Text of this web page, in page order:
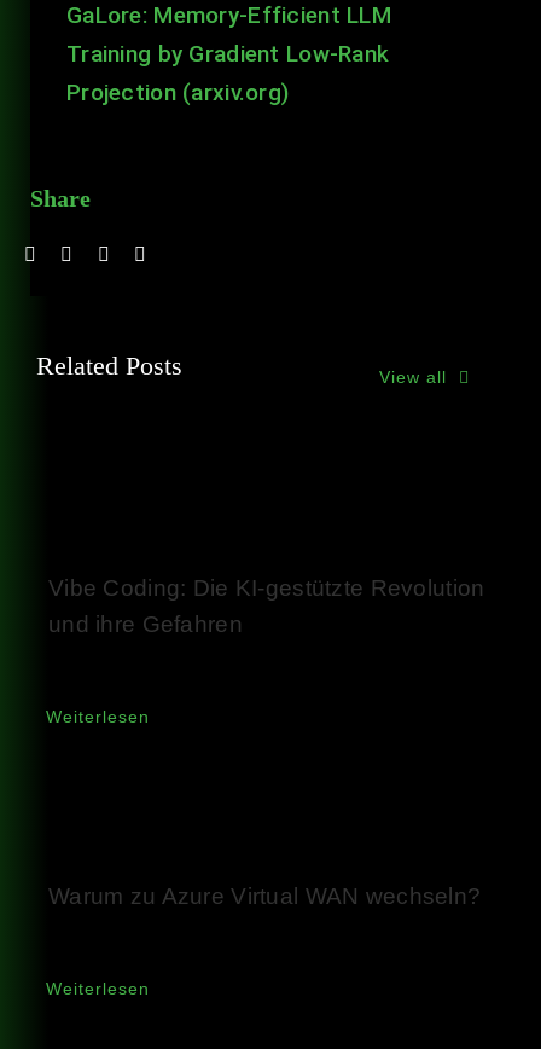
GaLore: Memory-Efficient LLM
Training by Gradient Low-Rank
Projection (arxiv.org)
Share
Related Posts View all
Vibe Coding: Die KI-gestützte Revolution
und ihre Gefahren
Weiterlesen
Warum zu Azure Virtual WAN wechseln?
Weiterlesen